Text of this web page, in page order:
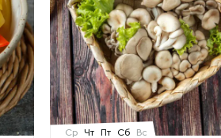
Ср Чт Пт Сб Вс